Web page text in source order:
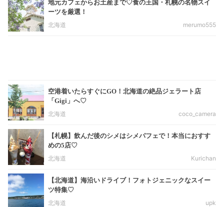
地元カフェからお土産まで♡食の王国・札幌の名物スイ
ーツを厳選！
北海道
merumo555
空港着いたらすぐにGO！北海道の絶品ジェラート店
「Gigi」へ♡
北海道
coco_camera
【札幌】飲んだ後のシメはシメパフェで！本当におすす
めの5店♡
北海道
Kurichan
【北海道】海沿いドライブ！フォトジェニックなスイー
ツ特集♡
北海道
upk